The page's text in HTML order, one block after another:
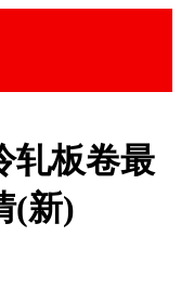
轧板卷最
(新)